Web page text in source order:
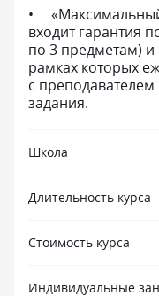
входит гарантия
по 3 предметам) и
рамках которых
с
задания.
Школа
Длительность курса
Стоимость курса
Индивидуальные